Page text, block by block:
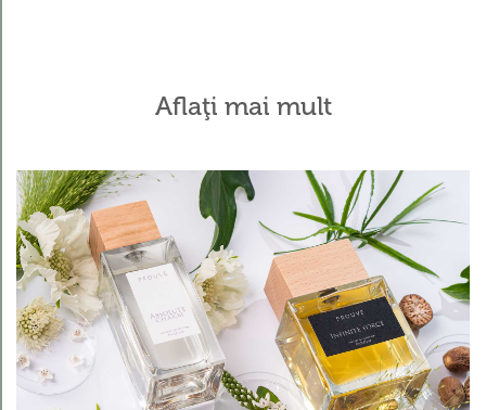
Aflaţi mai mult